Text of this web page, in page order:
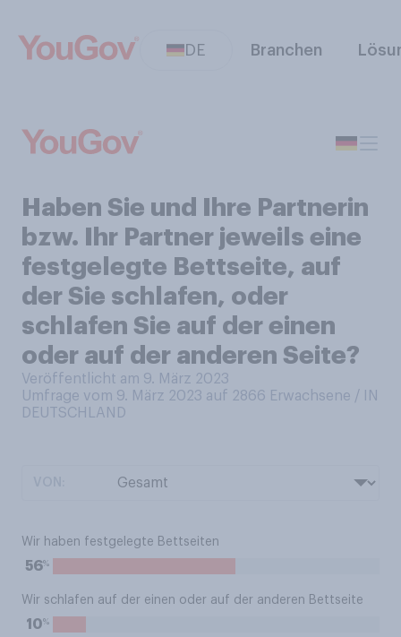
DE Branchen
Haben Sie und Ihre Partnerin
bzw. Ihr Partner jeweils eine
festgelegte Bettseite, auf
der Sie schlafen, oder
schlafen Sie auf der einen
oder auf der anderen Seite?
Veröffentlicht am 9. März 2023
Umfrage vom 9. März 2023 auf 2866 Erwachsene / IN
DEUTSCHLAND
Wir haben festgelegte Bettseiten
56%
Wir schlafen auf der einen oder auf der anderen Bettseite
10%